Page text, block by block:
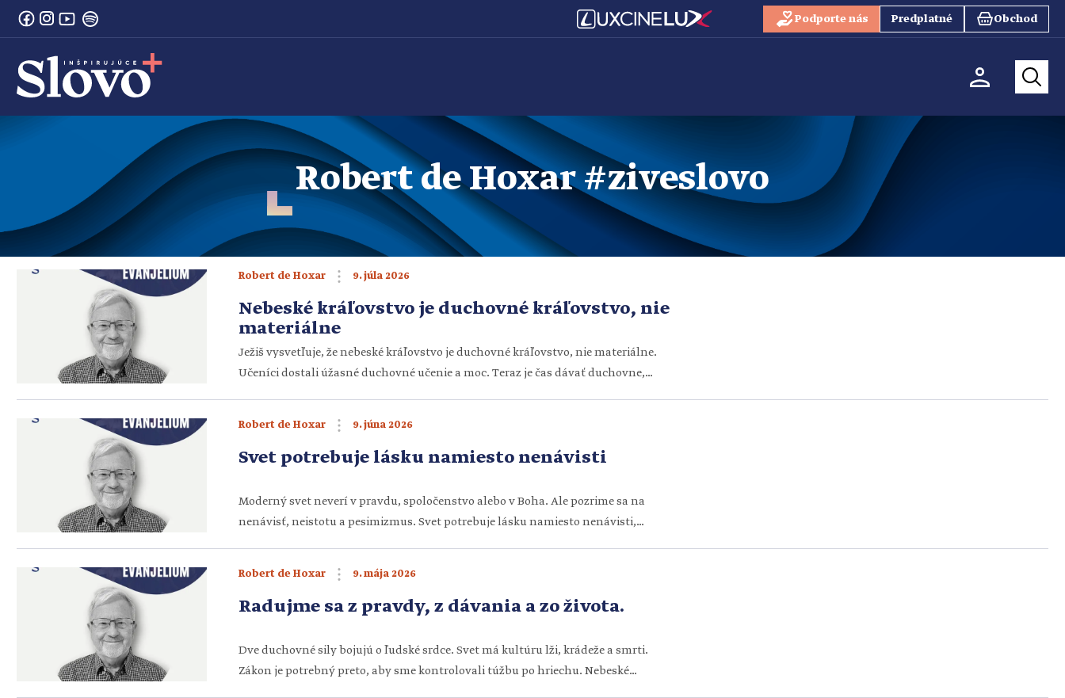
Podporte nás Predplatné Obchod
Robert de Hoxar#ziveslovo
Nebeské kráľovstvo je duchovné kráľovstvo, nie
materiálne
Robert de Hoxar 9. júla 2026
Ježiš vysvetľuje, že nebeské kráľovstvo je duchovné kráľovstvo, nie materiálne.
Učeníci dostali úžasné duchovné učenie a moc. Teraz je čas dávať duchovne,
odmietne, robí tak preto, lebo si cení materiálne veci viac než duchovné. Táto misia
[…]
Svet potrebuje lásku namiesto nenávisti
Robert de Hoxar 9. júna 2026
Moderný svet neverí v pravdu, spoločenstvo alebo v Boha. Ale pozrime sa na
nenávisť, neistotu a pesimizmus. Svet potrebuje lásku namiesto nenávisti,
svoju hodnotu. Ak sme takí, tak do skupín, do ktorých patríme […]
Radujme sa z pravdy, z dávania a zo života.
Robert de Hoxar 9. mája 2026
Dve duchovné sily bojujú o ľudské srdce. Svet má kultúru lži, krádeže a smrti.
Zákon je potrebný preto, aby sme kontrolovali túžbu po hriechu. Nebeské